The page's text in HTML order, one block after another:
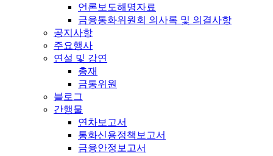
언론보도해명자료
금융통화위원회 의사록 및 의결사항
공지사항
주요행사
연설 및 강연
총재
금통위원
블로그
간행물
연차보고서
통화신용정책보고서
금융안정보고서